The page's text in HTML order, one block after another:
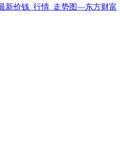
新价钱_行情_走势图—东方财富